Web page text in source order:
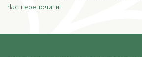
Час перепочити!